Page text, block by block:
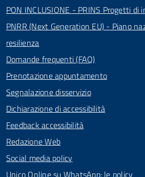
PON INCLUSIONE - PRINS Progetti di
PNRR (Next Generation EU) - Piano
resilienza
Domande frequenti (FAQ)
Prenotazione appuntamento
Segnalazione disservizio
Dichiarazione di accessibilità
Feedback accessibilità
Redazione Web
Social media policy
Unico Online su WhatsApp: le policy